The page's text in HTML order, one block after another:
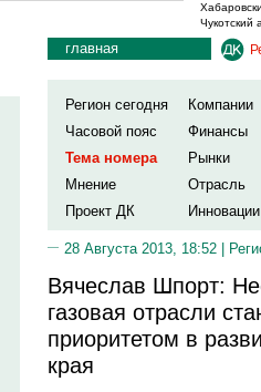
Чукотский
главная
Регион сегодня
Компании
Часовой пояс
Финансы
Тема номера
Рынки
Мнение
Отрасль
Проект ДК
Инновации
28 Августа 2013, 18:52 |
Вячеслав Шпорт:
газовая отрасли
приоритетом в
края